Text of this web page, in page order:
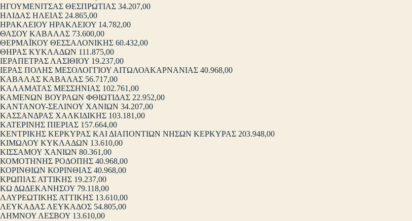
ΗΓΟΥΜΕΝΙΤΣΑΣ ΘΕΣΠΡΩΤΙΑΣ 34.207,00
ΗΛΙΔΑΣ ΗΛΕΙΑΣ 24.865,00
ΗΡΑΚΛΕΙΟΥ ΗΡΑΚΛΕΙΟΥ 14.782,00
ΘΑΣΟΥ ΚΑΒΑΛΑΣ 73.600,00
ΘΕΡΜΑΪΚΟΥ ΘΕΣΣΑΛΟΝΙΚΗΣ 60.432,00
ΘΗΡΑΣ ΚΥΚΛΑΔΩΝ 111.875,00
ΙΕΡΑΠΕΤΡΑΣ ΛΑΣΙΘΙΟΥ 19.237,00
ΙΕΡΑΣ ΠΟΛΗΣ ΜΕΣΟΛΟΓΓΙΟΥ ΑΙΤΩΛΟΑΚΑΡΝΑΝΙΑΣ 40.968,00
ΚΑΒΑΛΑΣ ΚΑΒΑΛΑΣ 56.717,00
ΚΑΛΑΜΑΤΑΣ ΜΕΣΣΗΝΙΑΣ 102.761,00
ΚΑΜΕΝΩΝ ΒΟΥΡΛΩΝ ΦΘΙΩΤΙΔΑΣ 22.952,00
ΚΑΝΤΑΝΟΥ-ΣΕΛΙΝΟΥ ΧΑΝΙΩΝ 34.207,00
ΚΑΣΣΑΝΔΡΑΣ ΧΑΛΚΙΔΙΚΗΣ 103.181,00
ΚΑΤΕΡΙΝΗΣ ΠΙΕΡΙΑΣ 157.664,00
ΚΕΝΤΡΙΚΗΣ ΚΕΡΚΥΡΑΣ ΚΑΙ ΔΙΑΠΟΝΤΙΩΝ ΝΗΣΩΝ ΚΕΡΚΥΡΑΣ 203.948,00
ΚΙΜΩΛΟΥ ΚΥΚΛΑΔΩΝ 13.610,00
ΚΙΣΣΑΜΟΥ ΧΑΝΙΩΝ 80.361,00
ΚΟΜΟΤΗΝΗΣ ΡΟΔΟΠΗΣ 40.968,00
ΚΟΡΙΝΘΙΩΝ ΚΟΡΙΝΘΙΑΣ 40.968,00
ΚΡΩΠΙΑΣ ΑΤΤΙΚΗΣ 19.237,00
ΚΩ ΔΩΔΕΚΑΝΗΣΟΥ 79.118,00
ΛΑΥΡΕΩΤΙΚΗΣ ΑΤΤΙΚΗΣ 13.610,00
ΛΕΥΚΑΔΑΣ ΛΕΥΚΑΔΟΣ 54.805,00
ΛΗΜΝΟΥ ΛΕΣΒΟΥ 13.610,00